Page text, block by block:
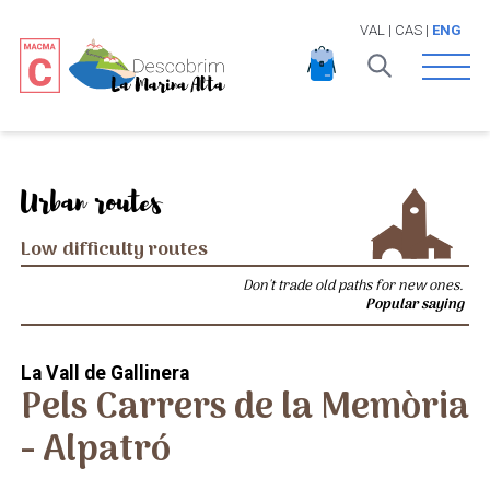
VAL | CAS| ENG
Open
Urban routes
Low difficulty routes
Don't trade old paths for new ones.
Popular saying
La Vall de Gallinera
Pels Carrers de la Memòria
- Alpatró